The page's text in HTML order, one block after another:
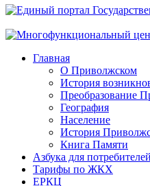
Главная
О Приволжском
История
Преобразование
География
Население
История
Книга Памяти
Азбука для
Тарифы по ЖКХ
ЕРКЦ